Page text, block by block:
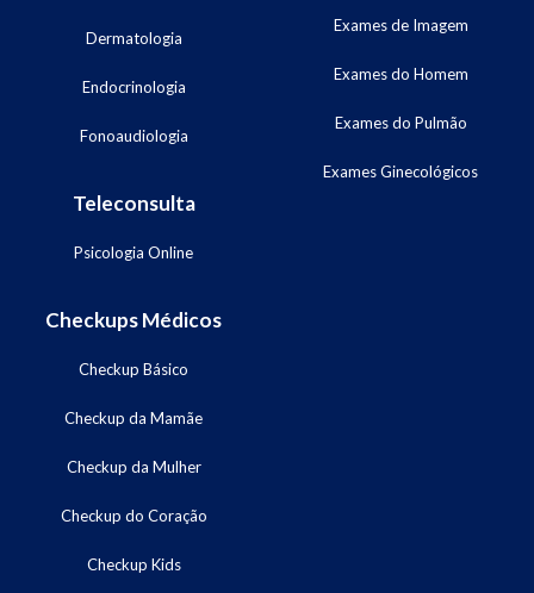
Dermatologia
Endocrinologia
Fonoaudiologia
Teleconsulta
Psicologia Online
Exames de Imagem
Exames do Homem
Exames do Pulmão
Exames Ginecológicos
Checkups Médicos
Checkup Básico
Checkup da Mamãe
Checkup da Mulher
Checkup do Coração
Checkup Kids